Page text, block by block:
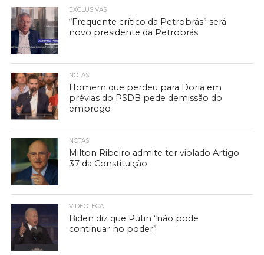
EXCLUSIVAS
“Frequente crítico da Petrobrás” será
novo presidente da Petrobrás
NOTAS
Homem que perdeu para Doria em
prévias do PSDB pede demissão do
emprego
NOTAS
Milton Ribeiro admite ter violado Artigo
37 da Constituição
VIDEOTECA
Biden diz que Putin “não pode
continuar no poder”